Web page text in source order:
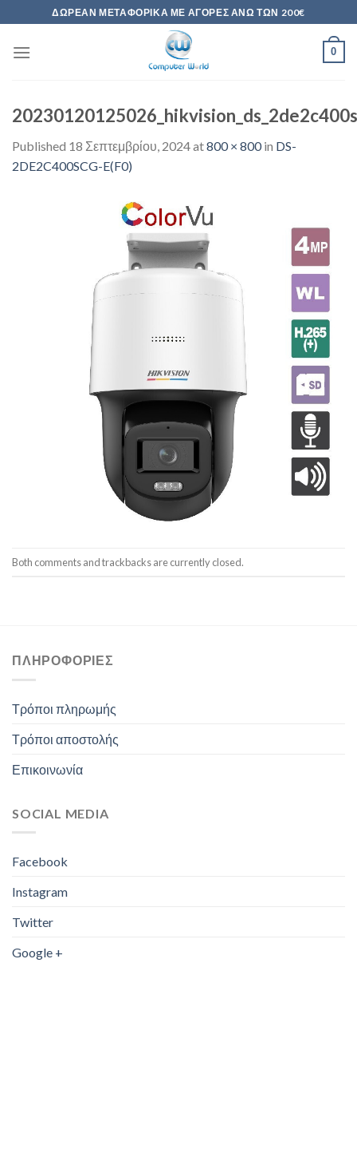
to
content
ΔΩΡΕΆΝ ΜΕΤΑΦΟΡΙΚΆ ΜΕ ΑΓΟΡΈΣ ΆΝΩ ΤΩΝ 200€
0
Published 18 Σεπτεμβρίου, 2024at800 × 800in DS-
2DE2C400SCG-E(F0)
Both comments and trackbacks are currently closed.
ΠΛΗΡΟΦΟΡΊΕΣ
Τρόποι πληρωμής
Τρόποι αποστολής
Επικοινωνία
SOCIAL MEDIA
Facebook
Instagram
Twitter
Google +